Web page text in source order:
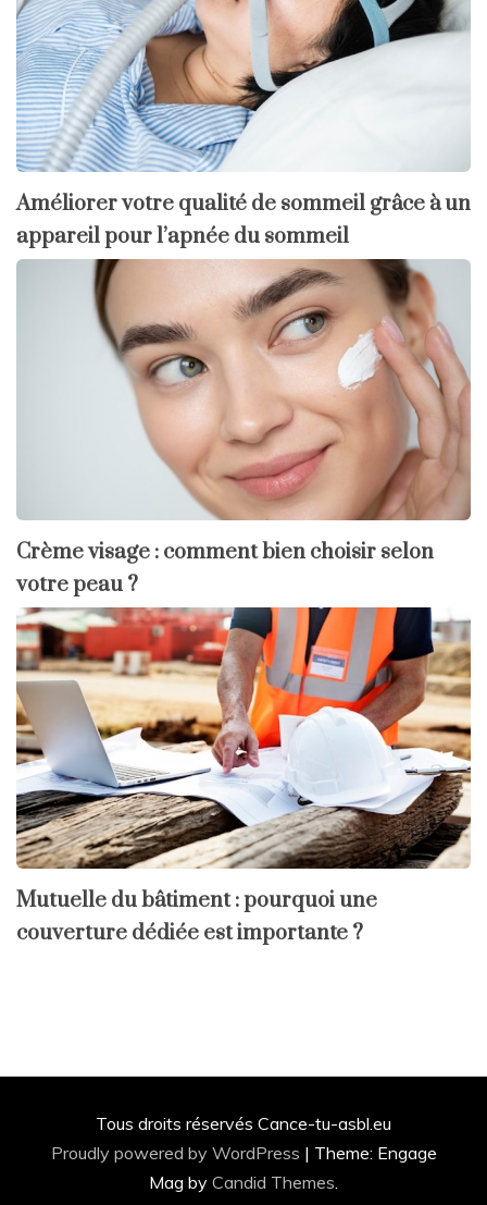
Améliorer votre qualité de sommeil grâce à un
appareil pour l’apnée du sommeil
Crème visage : comment bien choisir selon
votre peau ?
Mutuelle du bâtiment : pourquoi une
couverture dédiée est importante ?
Tous droits réservés Cance-tu-asbl.eu
Proudly powered by WordPress | Theme: Engage
Mag by Candid Themes